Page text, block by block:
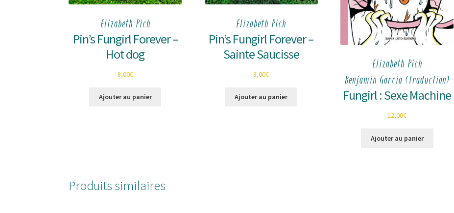
Elizabeth Pich
Pin’s Fungirl Forever –
Hot dog
8,00€
Ajouter au panier
Elizabeth Pich
Pin’s Fungirl Forever –
Sainte Saucisse
8,00€
Ajouter au panier
Elizabeth Pich
Benjamin Garcia (traduction)
Fungirl : Sexe Machine
12,00€
Ajouter au panier
Produits similaires